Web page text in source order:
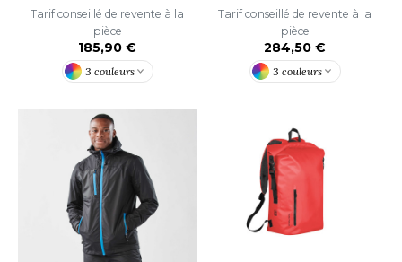
ATHLETIC®
ATHLETIC® COLLECTION
Tarif conseillé de revente à la
pièce
185,90 €
3 couleurs
Tarif conseillé de revente à la
pièce
284,50 €
3 couleurs